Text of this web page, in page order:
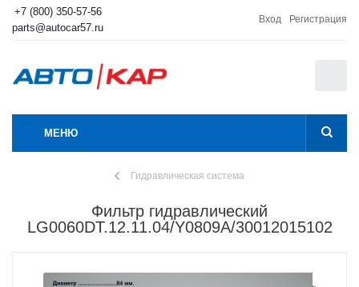
+7 (800) 350-57-56
parts@autocar57.ru
Вход Регистрация
МЕНЮ
Гидравлическая система
Фильтр гидравлический
LG0060DT.12.11.04/Y0809A/30012015102